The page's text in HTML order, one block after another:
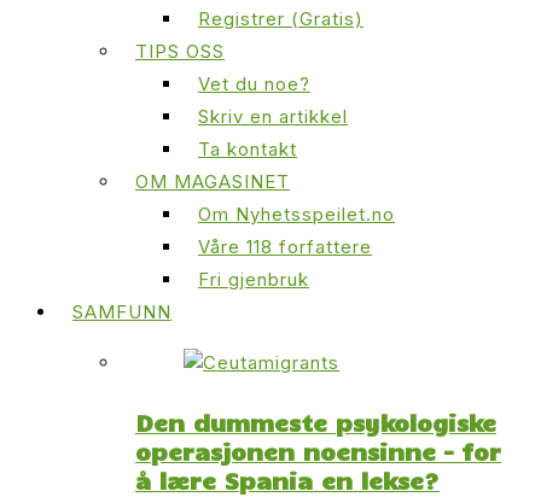
Registrer (Gratis)
TIPS OSS
Vet du noe?
Skriv en artikkel
Ta kontakt
OM MAGASINET
Om Nyhetsspeilet.no
Våre 118 forfattere
Fri gjenbruk
SAMFUNN
Den dummeste psykologiske
operasjonen noensinne – for
å lære Spania en lekse?